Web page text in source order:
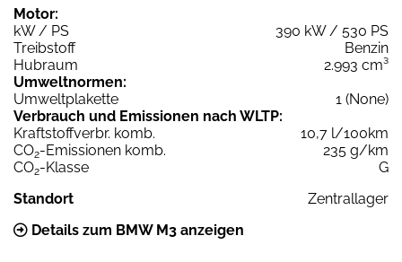
Motor:
kW / PS
390 kW / 530 PS
Treibstoff
Benzin
Hubraum
2.993 cm³
Umweltnormen:
Umweltplakette
1 (None)
Verbrauch und Emissionen nach WLTP:
Kraftstoffverbr. komb.
10,7 l/100km
CO2-Emissionen komb.
235 g/km
CO2-Klasse
G
Standort
Zentrallager
Details zum BMW M3 anzeigen